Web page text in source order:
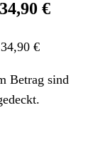
€
€
Betrag sind